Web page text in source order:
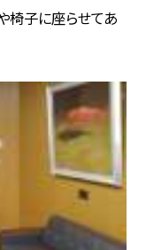
椅子に座らせてあ